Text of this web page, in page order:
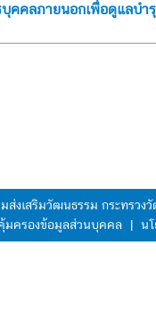
คคลภายนอกเพื่อดูแลบ
ส่งเสริมวัฒนธรรม กระทรว
มครองข้อมูลส่วนบุคคล | น